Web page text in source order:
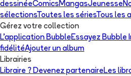
dessinéeComicsMangasJeunesse
sélectionsToutes les sériesTous les
Gérez votre collection
L'application BubbleEssayez Bubble
fidélitéAjouter un album
Librairies
Libraire ? Devenez partenaireLes